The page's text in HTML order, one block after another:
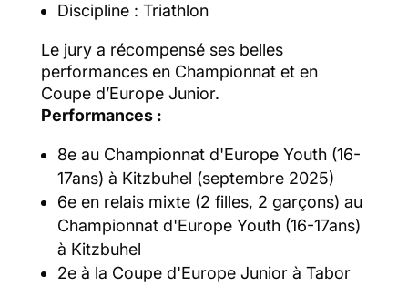
Discipline : Triathlon
Le jury a récompensé ses belles
performances en Championnat et en
Coupe d’Europe Junior.
Performances :
8e au Championnat d'Europe Youth (16-
17ans) à Kitzbuhel (septembre 2025)
6e en relais mixte (2 filles, 2 garçons) au
Championnat d'Europe Youth (16-17ans)
à Kitzbuhel
2e à la Coupe d'Europe Junior à Tabor